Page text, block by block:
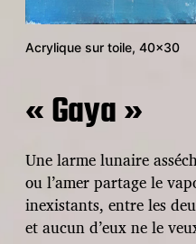
Acrylique sur toile, 40×30
« Gaya »
Une larme lunaire
ou l’amer partage le
inexistants, entre les
et aucun d’eux ne le